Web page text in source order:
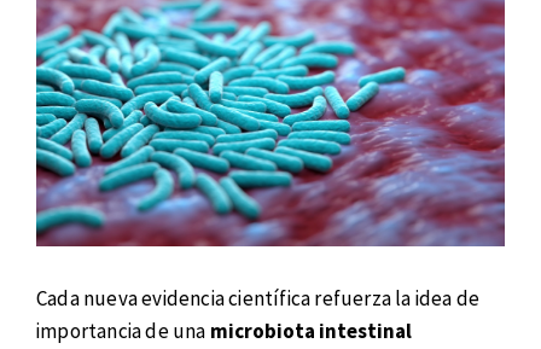
Cada nueva evidencia científica refuerza la idea de
importancia de una microbiota intestinal